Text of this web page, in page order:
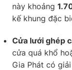
này khoảng
kế khung đặc
Cửa lưới ghép
cửa quá khổ
Gia Phát có